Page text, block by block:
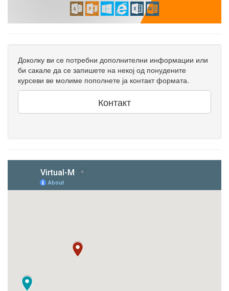
Доколку ви се потребни дополнителни информации или
би сакале да се запишете на некој од понудените
курсеви ве молиме пополнете ја контакт формата.
Контакт